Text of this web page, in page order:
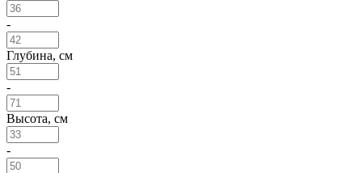
-
Глубина, см
-
Высота, см
-